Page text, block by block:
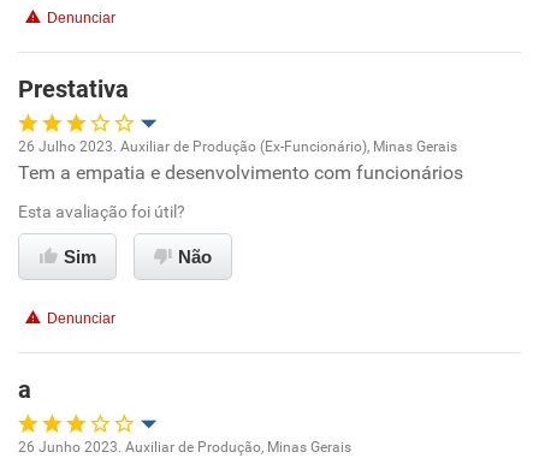
Denunciar
Prestativa
Oportunidade de promoção
Ambiente de trabalho
Benefícios
Recomenda esta empresa
26 Julho 2023. Auxiliar de Produção (Ex-Funcionário), Minas Gerais
Tem a empatia e desenvolvimento com funcionários
Esta avaliação foi útil?
Sim Não
Denunciar
a
26 Junho 2023. Auxiliar de Produção, Minas Gerais